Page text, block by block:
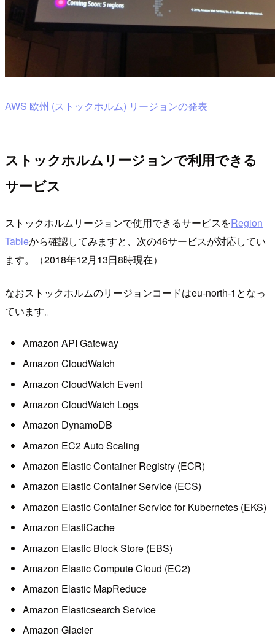
AWS 欧州 (ストックホルム) リージョンの発表
ストックホルムリージョンで利用できる
サービス
ストックホルムリージョンで使用できるサービスをRegion
Tableから確認してみますと、次の46サービスが対応してい
ます。（2018年12月13日8時現在）
なおストックホルムのリージョンコードはeu-north-1となっ
ています。
Amazon API Gateway
Amazon CloudWatch
Amazon CloudWatch Event
Amazon CloudWatch Logs
Amazon DynamoDB
Amazon EC2 Auto Scaling
Amazon Elastic Container Registry (ECR)
Amazon Elastic Container Service (ECS)
Amazon Elastic Container Service for Kubernetes (EKS)
Amazon ElastiCache
Amazon Elastic Block Store (EBS)
Amazon Elastic Compute Cloud (EC2)
Amazon Elastic MapReduce
Amazon Elasticsearch Service
Amazon Glacier